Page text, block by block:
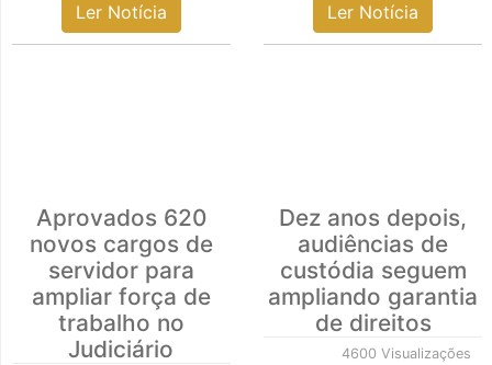
Ler Notícia
Ler Notícia
Aprovados 620
novos cargos de
servidor para
ampliar força de
trabalho no
Judiciário
Dez anos depois,
audiências de
custódia seguem
ampliando garantia
de direitos
4600 Visualizações